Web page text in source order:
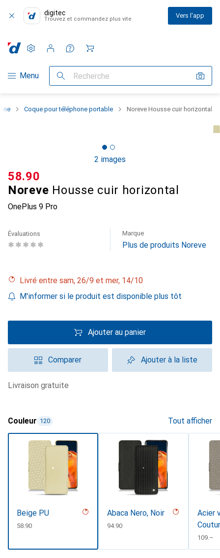
digitec
Trouvez et commandez plus vite Vers l'app
Navigation par catégorie
Menu Recherche
Paramètres
Compte client
Listes de comparaison
Listes d'envies
Panier
Coque pour téléphone portable Noreve Housse cuir horizontal
2 images
Noreve Housse cuir horizontal
OnePlus 9 Pro
CHF
58.90
Évaluations Marque
Plus de produits Noreve
Livré entre sam, 26/9 et mer, 14/10
M'informer si le produit est disponible plus tôt
Ajouter au panier
Comparer Ajouter à la liste
livraison gratuite
Couleur 120 Tout afficher
Beige PU
CHF
58.90
Abaca Nero, Noir
CHF
94.90
Acier
CHF
109.–